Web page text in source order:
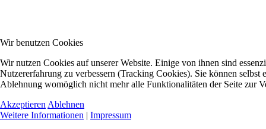
Wir benutzen Cookies
Wir nutzen Cookies auf unserer Website. Einige von ihnen sind
Nutzererfahrung zu verbessern (Tracking Cookies). Sie können selbst
Ablehnung womöglich nicht mehr alle Funktionalitäten der Seite zur
Akzeptieren Ablehnen
Weitere Informationen | Impressum